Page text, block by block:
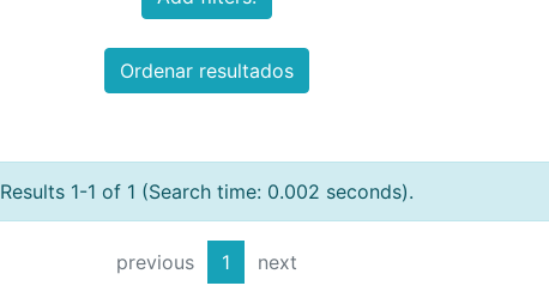
Ordenar resultados
Results 1-1 of 1 (Search time: 0.002 seconds).
previous 1 next